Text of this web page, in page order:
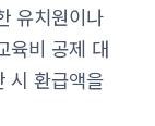
유치원이나
육비 공제 대
시 환급액을